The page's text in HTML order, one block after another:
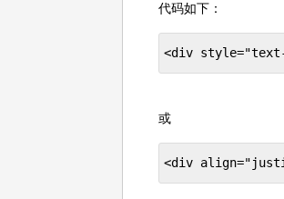
代码如下：
<div
或
<div